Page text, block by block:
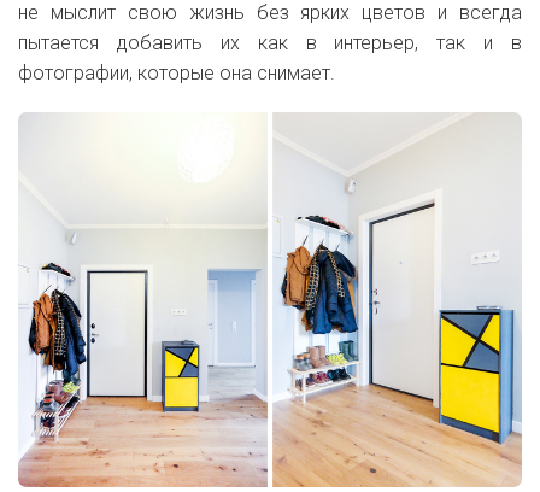
не мыслит свою жизнь без ярких цветов и всегда
пытается добавить их как в интерьер, так и в
фотографии, которые она снимает.